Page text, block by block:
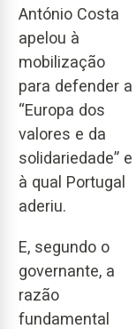
António Costa
apelou à
mobilização
para defender a
“Europa dos
valores e da
solidariedade” e
à qual Portugal
aderiu.
E, segundo o
governante, a
razão
fundamental